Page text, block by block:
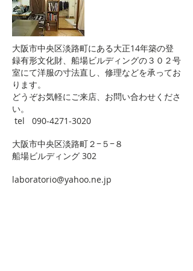
大阪市中央区淡路町にある大正14年築の登
録有形文化財、船場ビルディングの​３０２号
室にて洋服の寸法直し、修理などを承ってお
ります。
​どうぞお気軽にご来店、お問い合わせくださ
い。
tel 090-4271-3020
大阪市中央区淡路町２−５−８
船場ビルディング 302
laboratorio@yahoo.ne.jp